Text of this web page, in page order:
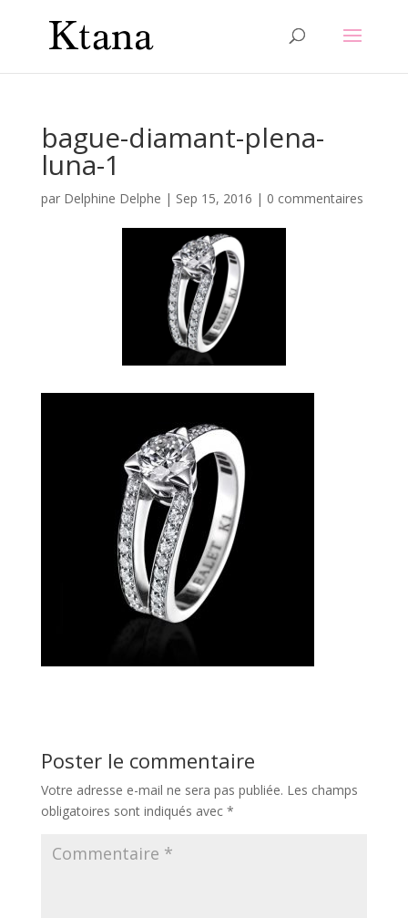
bague-diamant-plena-
luna-1
par Delphine Delphe | Sep 15, 2016 | 0 commentaires
Poster le commentaire
Votre adresse e-mail ne sera pas publiée. Les champs
obligatoires sont indiqués avec *